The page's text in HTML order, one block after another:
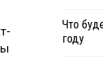
Что
году